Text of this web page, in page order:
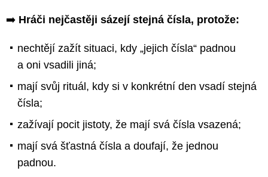
➡️ Hráči nejčastěji sázejí stejná čísla, protože:
nechtějí zažít situaci, kdy „jejich čísla“ padnou
a oni vsadili jiná;
mají svůj rituál, kdy si v konkrétní den vsadí stejná
čísla;
zažívají pocit jistoty, že mají svá čísla vsazená;
mají svá šťastná čísla a doufají, že jednou
padnou.